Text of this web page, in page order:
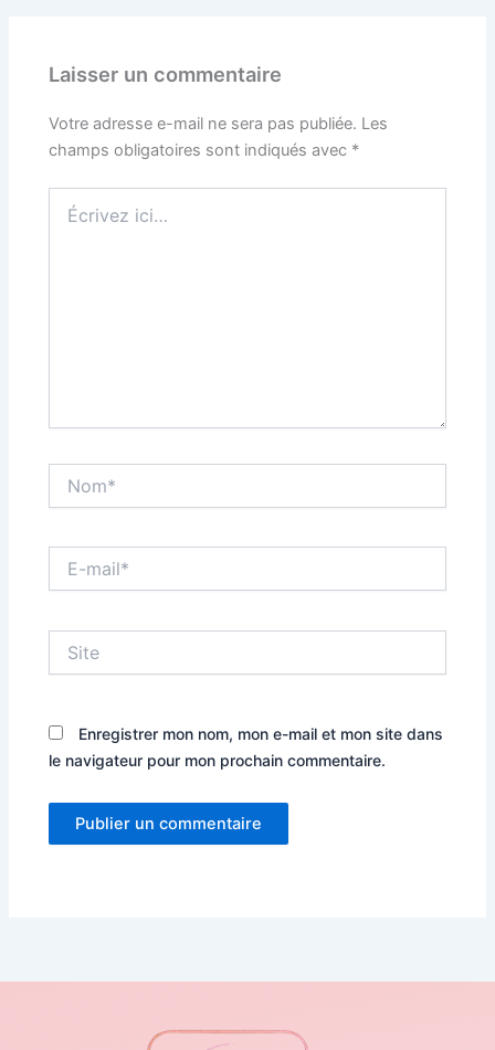
Laisser un commentaire
Votre adresse e-mail ne sera pas publiée. Les
champs obligatoires sont indiqués avec *
ici…
mail*
Enregistrer mon nom, mon e-mail et mon site dans
le navigateur pour mon prochain commentaire.